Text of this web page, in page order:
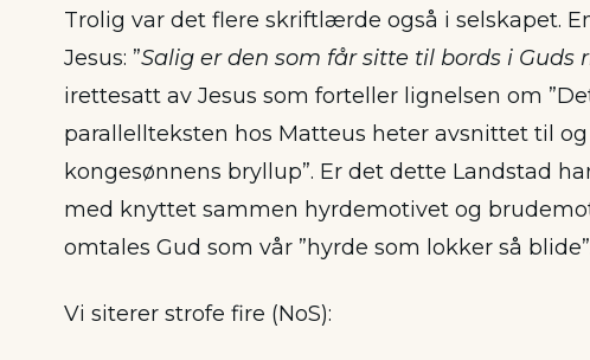
Trolig var det flere skriftlærde også i selskapet.
Jesus: ”Salig er den som får sitte til bords i Guds
irettesatt av Jesus som forteller lignelsen om
parallellteksten hos Matteus heter avsnittet til
kongesønnens bryllup”. Er det dette Landstad
med knyttet sammen hyrdemotivet og
omtales Gud som vår ”hyrde som lokker så
Vi siterer strofe fire (NoS):